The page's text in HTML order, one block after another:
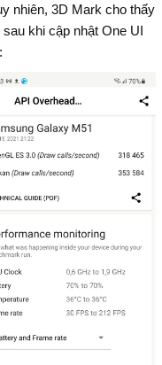
nhiên, 3D Mark cho thấy
khi cập nhật One UI